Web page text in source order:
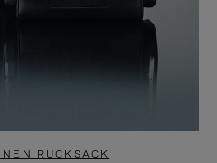
RUCKSACK